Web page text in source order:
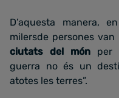
D’aquesta manera,
milersde persones
ciutats del món per
guerra no és un
atotes les terres”.